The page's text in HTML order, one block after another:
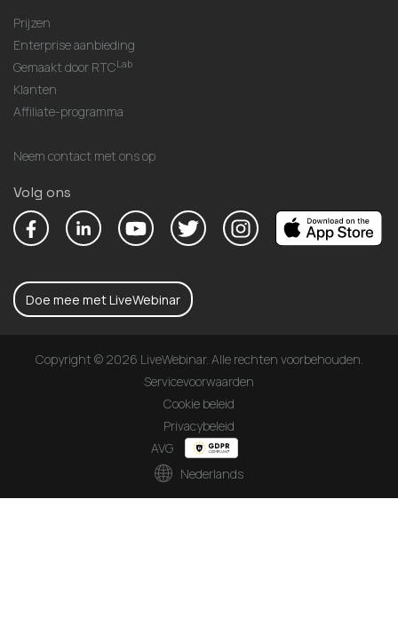
Prijzen
Enterprise aanbieding
Gemaakt door RTCLab
Klanten
Affiliate-programma
Neem contact met ons op
Volg ons
Doe mee met LiveWebinar
Copyright © 2026 LiveWebinar. Alle rechten voorbehouden.
Servicevoorwaarden
Cookie beleid
Privacybeleid
AVG
Nederlands